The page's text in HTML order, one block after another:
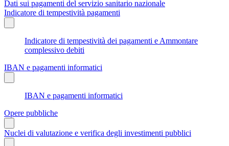
Dati sui pagamenti del servizio sanitario nazionale
Indicatore di tempestività pagamenti
Indicatore di tempestività dei pagamenti e Ammontare
complessivo debiti
IBAN e pagamenti informatici
IBAN e pagamenti informatici
Opere pubbliche
Nuclei di valutazione e verifica degli investimenti pubblici